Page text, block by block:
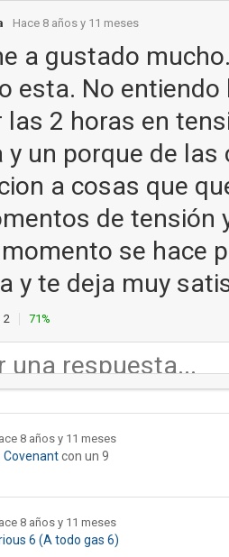
Hace 8 años y 11 meses
a gustado
esta. No
las 2 horas en
y un porque de
a cosas que
de tensión
se hace
y te deja muy
2 71%
8 años y 11 meses
Covenantcon un 9
8 años y 11 meses
6 (A todo gas 6)